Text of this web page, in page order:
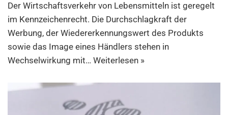
Der Wirtschaftsverkehr von Lebensmitteln ist geregelt
im Kennzeichenrecht. Die Durchschlagkraft der
Werbung, der Wiedererkennungswert des Produkts
sowie das Image eines Händlers stehen in
Wechselwirkung mit… Weiterlesen »